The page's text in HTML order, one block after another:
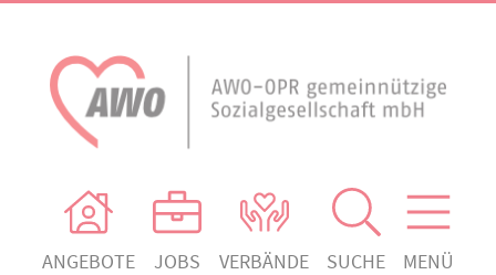
ANGEBOTE JOBS VERBÄNDE SUCHE MENÜ